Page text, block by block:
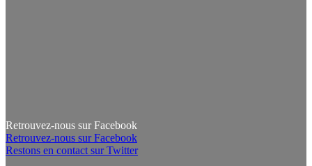
Retrouvez-nous sur Facebook
Retrouvez-nous sur Facebook
Restons en contact sur Twitter